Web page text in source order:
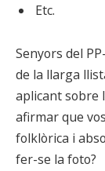
Etc.
Senyors del
de la llarga
aplicant sobre
afirmar que
folklòrica i
fer-se la foto?